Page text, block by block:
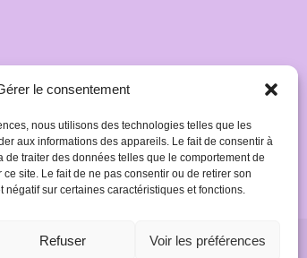
le consentement
nous utilisons des technologies telles que les
aux informations des appareils. Le fait de consentir à
de traiter des données telles que le comportement de
site. Le fait de ne pas consentir ou de retirer son
négatif sur certaines caractéristiques et fonctions.
Refuser Voir les préférences